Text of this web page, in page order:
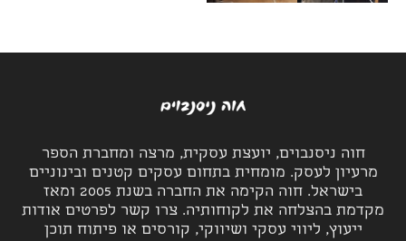
חוה ניסנבוים, יועצת עסקית, מרצה ומחברת הספר
מרעיון לעסק. מומחית בתחום עסקים קטנים ובינוניים
בישראל. חוה הקימה את החברה בשנת 2005 ומאז
מקדמת בהצלחה את לקוחותיה. צרו קשר לפרטים אודות
ייעוץ, ליווי עסקי ושיווקי, קורסים או פיתוח תוכן